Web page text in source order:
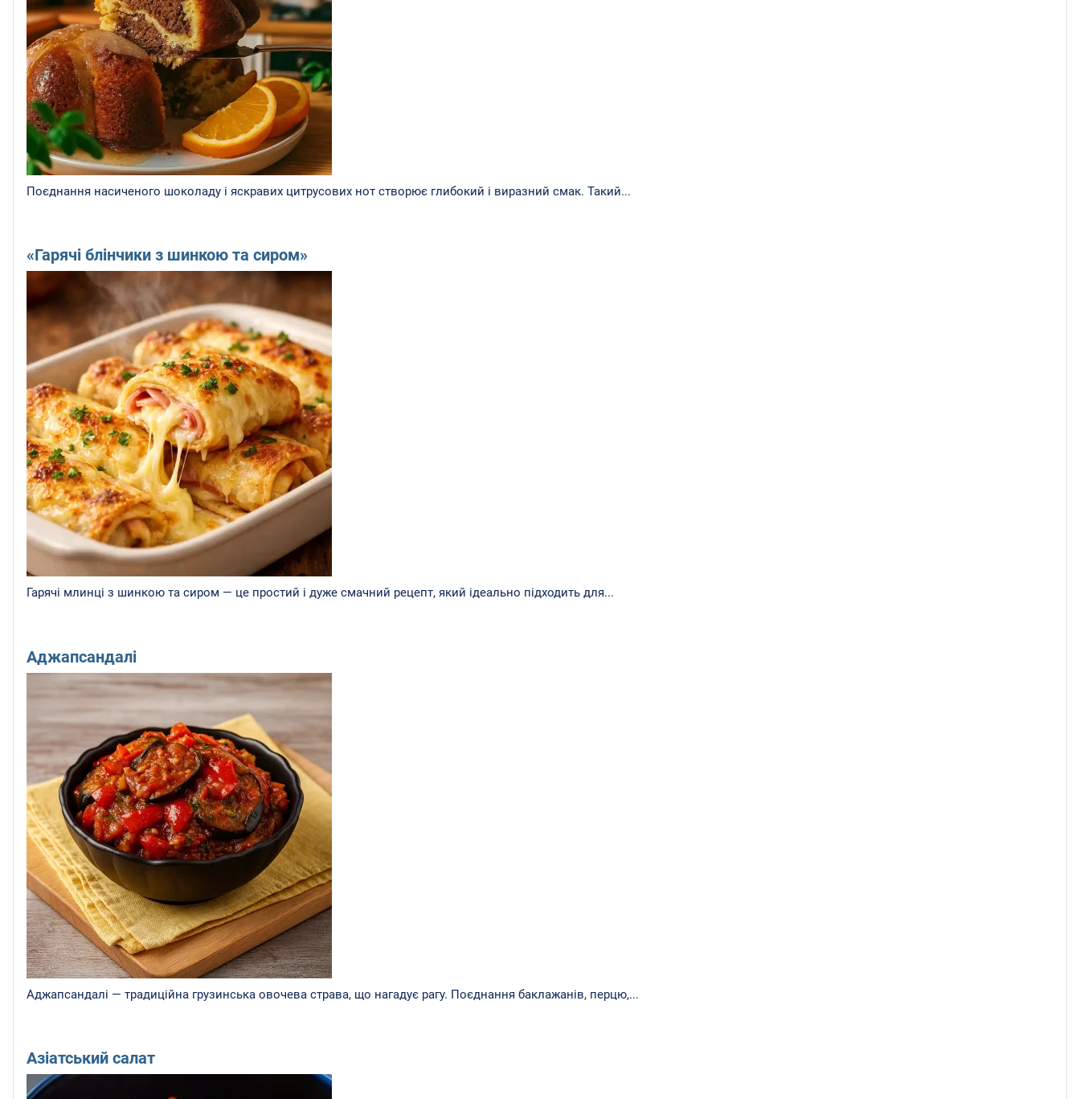
Поєднання насиченого шоколаду і яскравих цитрусових нот створює глибокий і виразний смак. Такий...
«Гарячі блінчики з шинкою та сиром»
Гарячі млинці з шинкою та сиром — це простий і дуже смачний рецепт, який ідеально підходить для...
Аджапсандалі
Аджапсандалі — традиційна грузинська овочева страва, що нагадує рагу. Поєднання баклажанів, перцю,...
Азіатський салат